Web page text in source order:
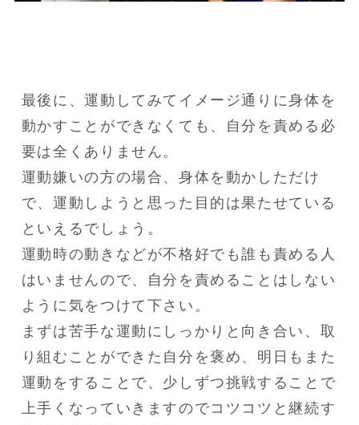
最後に、運動してみてイメージ通りに身体を
動かすことができなくても、自分を責める必
要は全くありません。
運動嫌いの方の場合、身体を動かしただけ
で、運動しようと思った目的は果たせている
といえるでしょう。
運動時の動きなどが不格好でも誰も責める人
はいませんので、自分を責めることはしない
ように気をつけて下さい。
まずは苦手な運動にしっかりと向き合い、取
り組むことができた自分を褒め、明日もまた
運動をすることで、少しずつ挑戦することで
上手くなっていきますのでコツコツと継続す